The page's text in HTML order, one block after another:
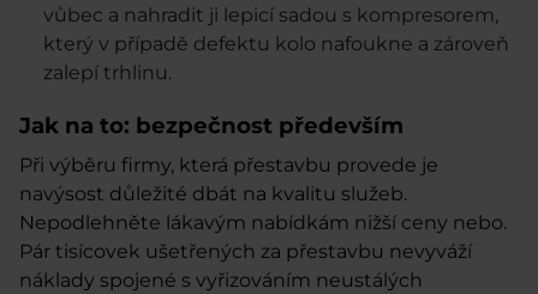
vůbec a nahradit ji lepicí sadou s kompresorem,
který v případě defektu kolo nafoukne a zároveň
zalepí trhlinu.
Jak na to: bezpečnost především
Při výběru firmy, která přestavbu provede je
navýsost důležité dbát na kvalitu služeb.
Nepodlehněte lákavým nabídkám nižší ceny nebo.
Pár tisícovek ušetřených za přestavbu nevyváží
náklady spojené s vyřizováním neustálých